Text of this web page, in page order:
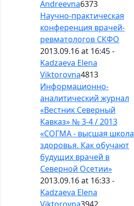
Andreevna6373
Научно-практическая
конференция врачей-
ревматологов СКФО
2013.09.16 at 16:45 -
Kadzaeva Elena
Viktorovna4813
Информационно-
аналитический журнал
«Вестник Северный
Кавказ» № 3-4 / 2013
«СОГМА - высшая школа
здоровья. Как обучают
будущих врачей в
Северной Осетии»
2013.09.16 at 16:33 -
Kadzaeva Elena